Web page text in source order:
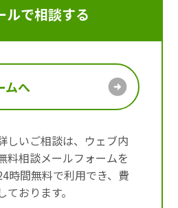
で相談する
ムへ
しいご相談は、ウェブ内
料相談メールフォームを
時間無料で利用でき、費
おります。